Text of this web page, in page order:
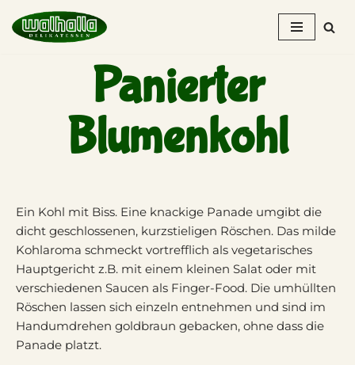
Zum
Panierter
Blumenkohl
Ein Kohl mit Biss. Eine knackige Panade umgibt die
dicht geschlossenen, kurzstieligen Röschen. Das milde
Kohlaroma schmeckt vortrefflich als vegetarisches
Hauptgericht z.B. mit einem kleinen Salat oder mit
verschiedenen Saucen als Finger-Food. Die umhüllten
Röschen lassen sich einzeln entnehmen und sind im
Handumdrehen goldbraun gebacken, ohne dass die
Panade platzt.